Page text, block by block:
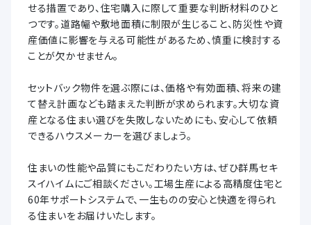
せる措置であり、住宅購入に際して重要な判断材料のひと
つです。道路幅や敷地面積に制限が生じること、防災性や資
産価値に影響を与える可能性があるため、慎重に検討する
ことが欠かせません。
セットバック物件を選ぶ際には、価格や有効面積、将来の建
て替え計画なども踏まえた判断が求められます。大切な資
産となる住まい選びを失敗しないためにも、安心して依頼
できるハウスメーカーを選びましょう。
住まいの性能や品質にもこだわりたい方は、ぜひ群馬セキ
スイハイムにご相談ください。工場生産による高精度住宅と
60年サポートシステムで、一生ものの安心と快適を得られ
る住まいをお届けいたします。